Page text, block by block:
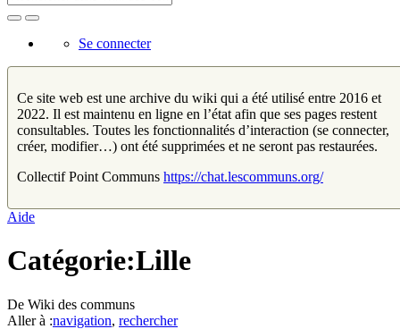
Se connecter
Ce site web est une archive du wiki qui a été utilisé entre 2016 et
2022. Il est maintenu en ligne en l’état afin que ses pages restent
consultables. Toutes les fonctionnalités d’interaction (se connecter,
créer, modifier…) ont été supprimées et ne seront pas restaurées.
Collectif Point Communs https://chat.lescommuns.org/
Aide
Catégorie:Lille
De Wiki des communs
Aller à :navigation, rechercher